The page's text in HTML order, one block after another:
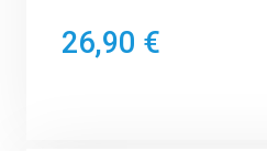
26,90 €